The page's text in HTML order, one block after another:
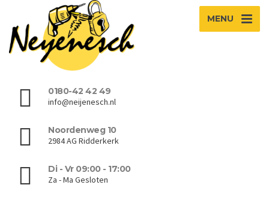
MENU
0180-42 42 49
info@neijenesch.nl
Noordenweg 10
2984 AG Ridderkerk
Di - Vr 09:00 - 17:00
Za - Ma Gesloten